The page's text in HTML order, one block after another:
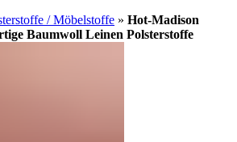
/ Möbelstoffe » Hot-Madison
Baumwoll Leinen Polsterstoffe